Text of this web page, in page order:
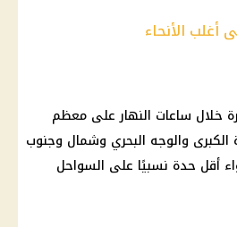
الأنحاء
خلال ساعات النهار على معظم
الكبرى والوجه البحري وشمال وجنوب
أقل حدة نسبيًا على السواحل